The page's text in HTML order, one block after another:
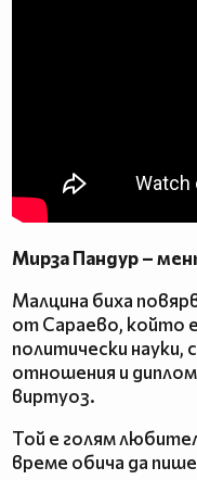
Мирза Пандур –
Малцина биха
от Сараево, който
политически
отношения и
виртуоз.
Той е голям
време обича да